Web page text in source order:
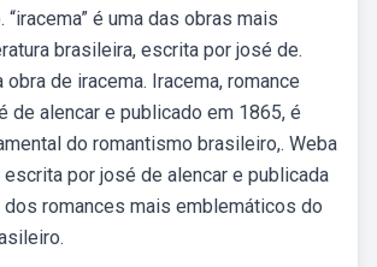
é uma das obras mais
brasileira, escrita por josé de.
de iracema. Iracema, romance
de alencar e publicado em 1865, é
do romantismo brasileiro,. Weba
escrita por josé de alencar e publicada
dos romances mais emblemáticos do